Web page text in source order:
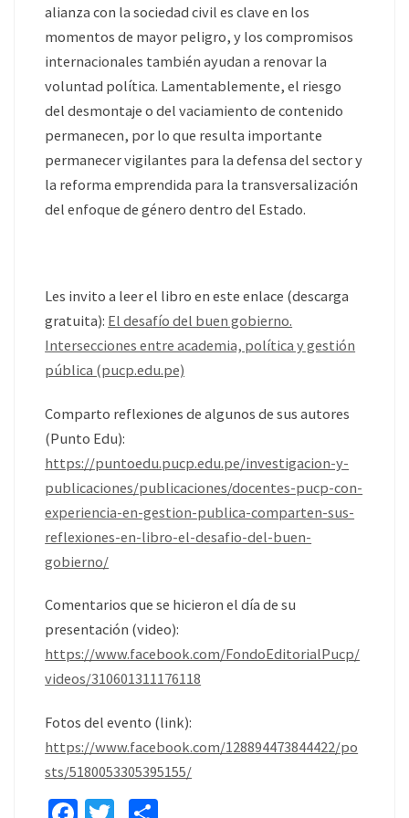
alianza con la sociedad civil es clave en los
momentos de mayor peligro, y los compromisos
internacionales también ayudan a renovar la
voluntad política. Lamentablemente, el riesgo
del desmontaje o del vaciamiento de contenido
permanecen, por lo que resulta importante
permanecer vigilantes para la defensa del sector y
la reforma emprendida para la transversalización
del enfoque de género dentro del Estado.
Les invito a leer el libro en este enlace (descarga
gratuita): El desafío del buen gobierno.
Intersecciones entre academia, política y gestión
pública (pucp.edu.pe)
Comparto reflexiones de algunos de sus autores
(Punto Edu):
https://puntoedu.pucp.edu.pe/investigacion-y-
publicaciones/publicaciones/docentes-pucp-con-
experiencia-en-gestion-publica-comparten-sus-
reflexiones-en-libro-el-desafio-del-buen-
gobierno/
Comentarios que se hicieron el día de su
presentación (video):
https://www.facebook.com/FondoEditorialPucp/
videos/310601311176118
Fotos del evento (link):
https://www.facebook.com/128894473844422/po
sts/5180053305395155/